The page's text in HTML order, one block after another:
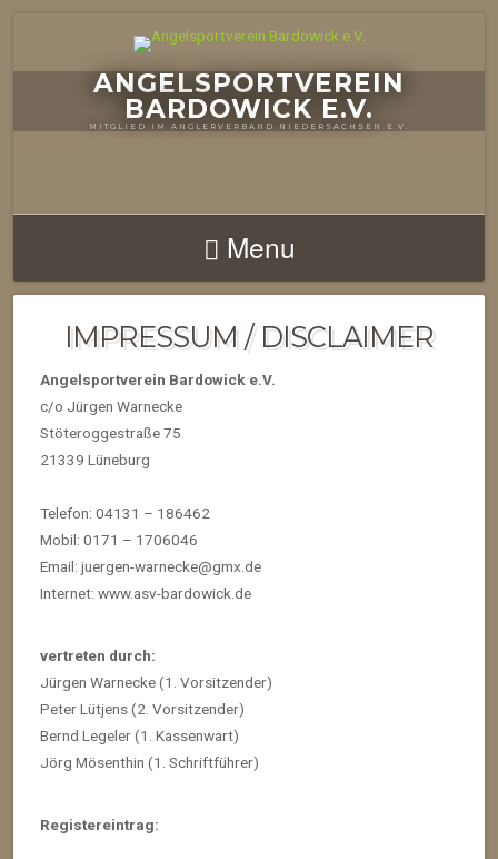
ANGELSPORTVEREIN
BARDOWICK E.V.
MITGLIED IM ANGLERVERBAND NIEDERSACHSEN E.V.
Menu
IMPRESSUM / DISCLAIMER
Angelsportverein Bardowick e.V.
c/o Jürgen Warnecke
Stöteroggestraße 75
21339 Lüneburg
Telefon: 04131 – 186462
Mobil: 0171 – 1706046
Email: juergen-warnecke@gmx.de
Internet: www.asv-bardowick.de
vertreten durch:
Jürgen Warnecke (1. Vorsitzender)
Peter Lütjens (2. Vorsitzender)
Bernd Legeler (1. Kassenwart)
Jörg Mösenthin (1. Schriftführer)
Registereintrag: